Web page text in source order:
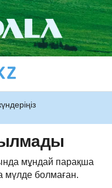
мұндай парақша
мүлде болмаған.